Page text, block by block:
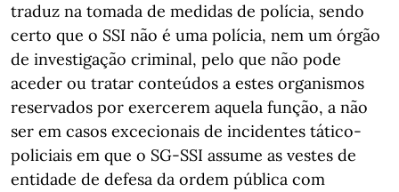
traduz na tomada de medidas de polícia, sendo
certo que o SSI não é uma polícia, nem um órgão
de investigação criminal, pelo que não pode
aceder ou tratar conteúdos a estes organismos
reservados por exercerem aquela função, a não
ser em casos excecionais de incidentes tático-
policiais em que o SG-SSI assume as vestes de
entidade de defesa da ordem pública com